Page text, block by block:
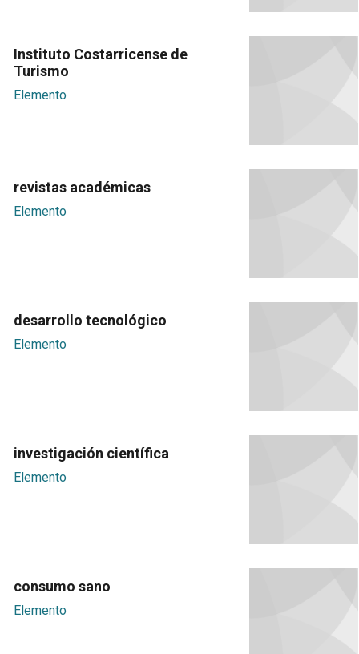
Instituto Costarricense de
Turismo
Elemento
revistas académicas
Elemento
desarrollo tecnológico
Elemento
investigación científica
Elemento
consumo sano
Elemento